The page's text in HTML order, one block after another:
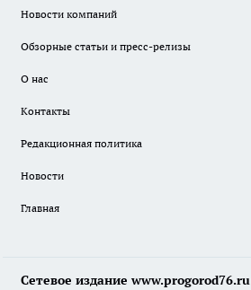
Новости компаний
Обзорные статьи и пресс-релизы
О нас
Контакты
Редакционная политика
Новости
Главная
Сетевое издание www.progorod76.ru